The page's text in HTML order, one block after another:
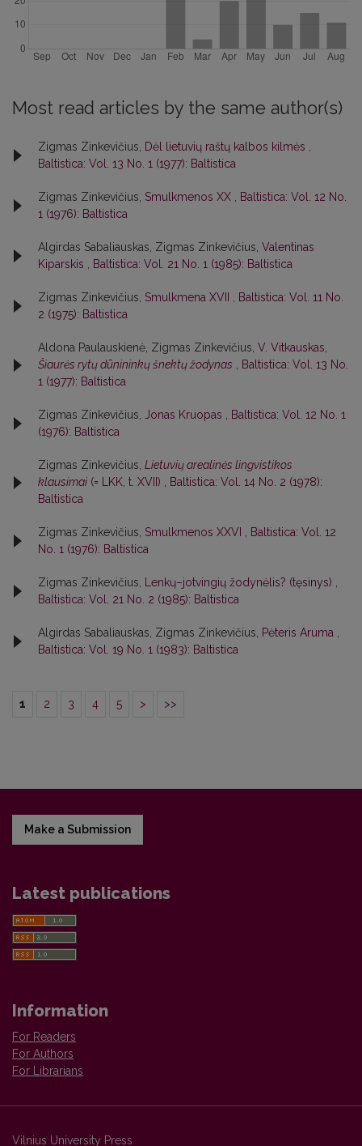
Most read articles by the same author(s)
Zigmas Zinkevičius, Dėl lietuvių raštų kalbos kilmės ,
Baltistica: Vol. 13 No. 1 (1977): Baltistica
Zigmas Zinkevičius, Smulkmenos XX , Baltistica: Vol. 12 No.
1 (1976): Baltistica
Algirdas Sabaliauskas, Zigmas Zinkevičius, Valentinas
Kiparskis , Baltistica: Vol. 21 No. 1 (1985): Baltistica
Zigmas Zinkevičius, Smulkmena XVII , Baltistica: Vol. 11 No.
2 (1975): Baltistica
Aldona Paulauskienė, Zigmas Zinkevičius, V. Vitkauskas,
Šiaurės rytų dūnininkų šnektų žodynas , Baltistica: Vol. 13 No.
1 (1977): Baltistica
Zigmas Zinkevičius, Jonas Kruopas , Baltistica: Vol. 12 No. 1
(1976): Baltistica
Zigmas Zinkevičius, Lietuvių arealinės lingvistikos
klausimai (= LKK, t. XVII) , Baltistica: Vol. 14 No. 2 (1978):
Baltistica
Zigmas Zinkevičius, Smulkmenos XXVI , Baltistica: Vol. 12
No. 1 (1976): Baltistica
Zigmas Zinkevičius, Lenkų–jotvingių žodynėlis? (tęsinys) ,
Baltistica: Vol. 21 No. 2 (1985): Baltistica
Algirdas Sabaliauskas, Zigmas Zinkevičius, Pėteris Aruma ,
Baltistica: Vol. 19 No. 1 (1983): Baltistica
1 2 3 4 5 > >>
Make a Submission
Latest publications
Information
For Readers
For Authors
For Librarians
Vilnius University Press